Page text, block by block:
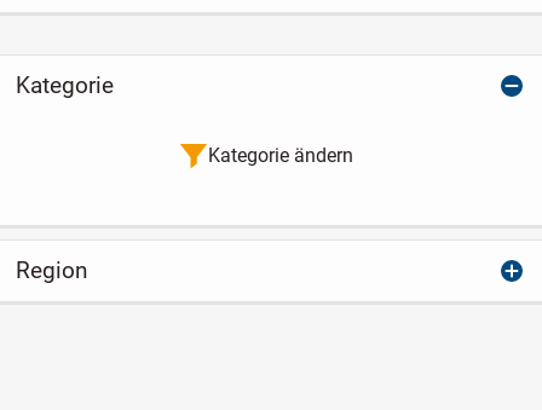
Kategorie
Kategorie ändern
Region